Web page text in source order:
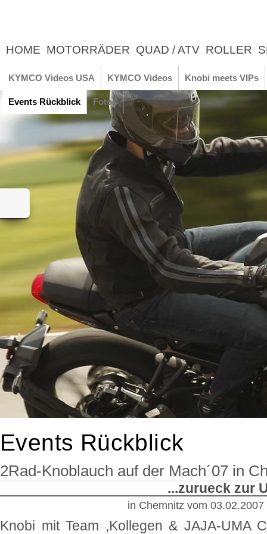
HOME MOTORRÄDER QUAD / ATV ROLLER
ERLEBNIS
KYMCO Videos USA KYMCO Videos Knobi meets VIPs
Events Rückblick Fotos
Events Rückblick
2Rad-Knoblauch auf der Mach´07 in
...zurueck zur
in Chemnitz vom 03.02.2007
Knobi mit Team ,Kollegen & JAJA-UMA